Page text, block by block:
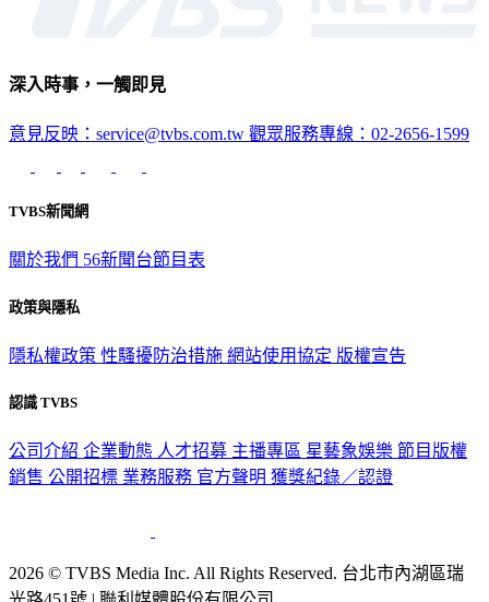
深入時事，一觸即見
意見反映：service@tvbs.com.tw 觀眾服務專線：02-2656-1599
TVBS新聞網
關於我們 56新聞台節目表
政策與隱私
隱私權政策 性騷擾防治措施 網站使用協定 版權宣告
認識 TVBS
公司介紹 企業動態 人才招募 主播專區 星藝象娛樂 節目版權
銷售 公開招標 業務服務 官方聲明 獲獎紀錄／認證
2026 © TVBS Media Inc. All Rights Reserved. 台北市內湖區瑞